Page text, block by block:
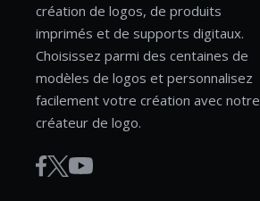
création de logos, de produits
imprimés et de supports digitaux.
Choisissez parmi des centaines de
modèles de logos et personnalisez
facilement votre création avec notre
créateur de logo.